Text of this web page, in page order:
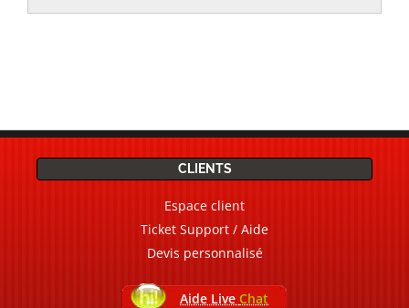
CLIENTS
Espace client
Ticket Support / Aide
Devis personnalisé
Aide Live Chat